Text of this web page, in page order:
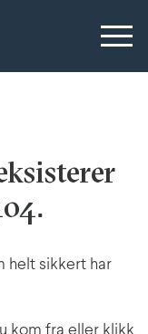
helt sikkert har
kom fra eller klikk